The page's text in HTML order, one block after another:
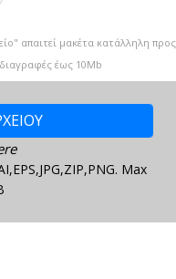
απαιτεί μακέτα κατάλληλη προς
έως 10Mb
Max